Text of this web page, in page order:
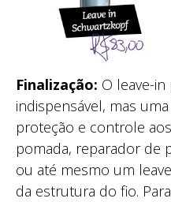
Finalização: O leave-in
indispensável, mas
proteção e controle
pomada, reparador de
ou até mesmo um
da estrutura do fio.